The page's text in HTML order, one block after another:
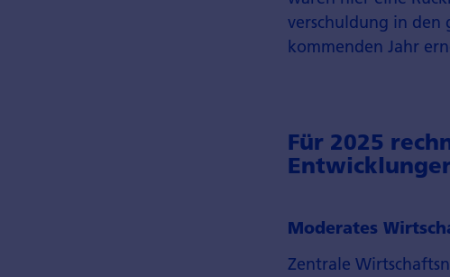
verschuldung in den
kommenden Jahr
Für 2025
Moderates
Zentrale